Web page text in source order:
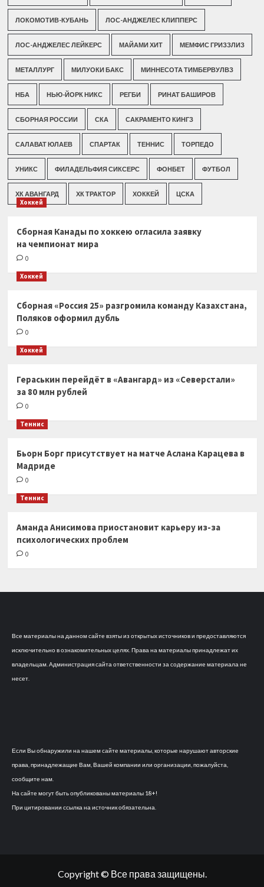
ЛОКОМОТИВ-КУБАНЬ ЛОС-АНДЖЕЛЕС КЛИППЕРС
ЛОС-АНДЖЕЛЕС ЛЕЙКЕРС МАЙАМИ ХИТ МЕМФИС ГРИЗЗЛИЗ
МЕТАЛЛУРГ МИЛУОКИ БАКС МИННЕСОТА ТИМБЕРВУЛВЗ
НБА НЬЮ-ЙОРК НИКС РЕГБИ РИНАТ БАШИРОВ
СБОРНАЯ РОССИИ СКА САКРАМЕНТО КИНГЗ
САЛАВАТ ЮЛАЕВ СПАРТАК ТЕННИС ТОРПЕДО
УНИКС ФИЛАДЕЛЬФИЯ СИКСЕРС ФОНБЕТ ФУТБОЛ
ХК АВАНГАРД ХК ТРАКТОР ХОККЕЙ ЦСКА
Хоккей
Сборная Канады по хоккею огласила заявку
на чемпионат мира
0
Хоккей
Сборная «Россия 25» разгромила команду Казахстана,
Поляков оформил дубль
0
Хоккей
Гераськин перейдёт в «Авангард» из «Северстали»
за 80 млн рублей
0
Теннис
Бьорн Борг присутствует на матче Аслана Карацева в
Мадриде
0
Теннис
Аманда Анисимова приостановит карьеру из-за
психологических проблем
0
Все материалы на данном сайте взяты из открытых источников и предоставляются
исключительно в ознакомительных целях. Права на материалы принадлежат их
владельцам. Администрация сайта ответственности за содержание материала не
несет.
Если Вы обнаружили на нашем сайте материалы, которые нарушают авторские
права, принадлежащие Вам, Вашей компании или организации, пожалуйста,
сообщите нам.
На сайте могут быть опубликованы материалы 18+!
При цитировании ссылка на источник обязательна.
Copyright © Все права защищены.